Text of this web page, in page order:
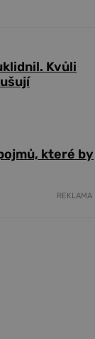
Kvůli
které by
REKLAMA